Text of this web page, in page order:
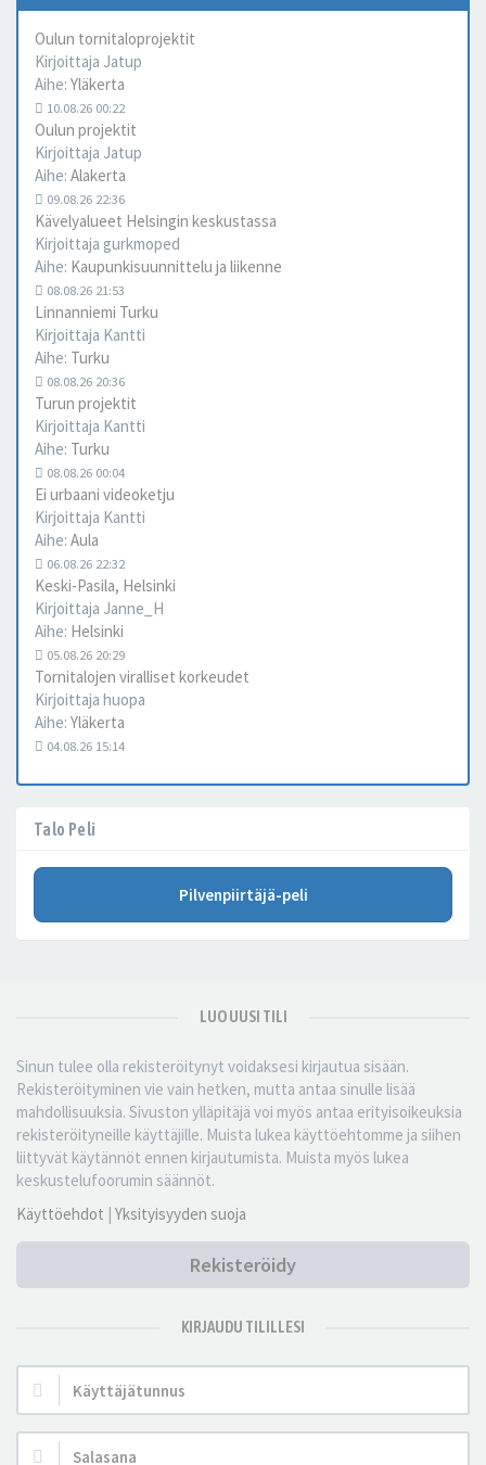
Oulun tornitaloprojektit
Kirjoittaja Jatup
Aihe: Yläkerta
10.08.26 00:22
Oulun projektit
Kirjoittaja Jatup
Aihe: Alakerta
09.08.26 22:36
Kävelyalueet Helsingin keskustassa
Kirjoittaja gurkmoped
Aihe: Kaupunkisuunnittelu ja liikenne
08.08.26 21:53
Linnanniemi Turku
Kirjoittaja Kantti
Aihe: Turku
08.08.26 20:36
Turun projektit
Kirjoittaja Kantti
Aihe: Turku
08.08.26 00:04
Ei urbaani videoketju
Kirjoittaja Kantti
Aihe: Aula
06.08.26 22:32
Keski-Pasila, Helsinki
Kirjoittaja Janne_H
Aihe: Helsinki
05.08.26 20:29
Tornitalojen viralliset korkeudet
Kirjoittaja huopa
Aihe: Yläkerta
04.08.26 15:14
Talo Peli
Pilvenpiirtäjä-peli
LUO UUSI TILI
Sinun tulee olla rekisteröitynyt voidaksesi kirjautua sisään.
Rekisteröityminen vie vain hetken, mutta antaa sinulle lisää
mahdollisuuksia. Sivuston ylläpitäjä voi myös antaa erityisoikeuksia
rekisteröityneille käyttäjille. Muista lukea käyttöehtomme ja siihen
liittyvät käytännöt ennen kirjautumista. Muista myös lukea
keskustelufoorumin säännöt.
Käyttöehdot | Yksityisyyden suoja
Rekisteröidy
KIRJAUDU TILILLESI
Käyttäjätunnus:
Salasana: